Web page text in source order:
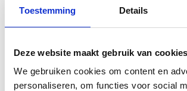
Toestemming Details
Deze website maakt gebruik van cookies
We gebruiken cookies om content en
personaliseren, om functies voor social